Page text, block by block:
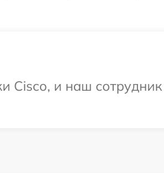
Cisco, и наш сотрудник